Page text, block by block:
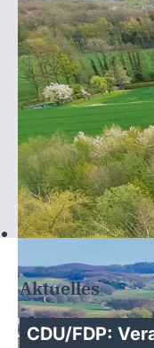
Aktuelles
CDU/FDP: